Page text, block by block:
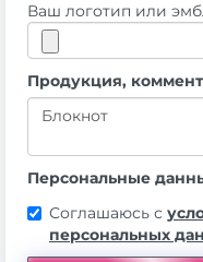
Ваш логотип или
Продукция,
Персональные
Соглашаюсь с
персональных